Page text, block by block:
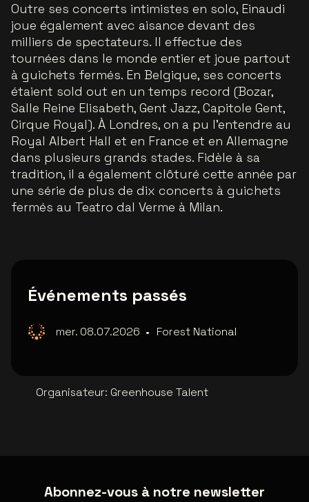
Outre ses concerts intimistes en solo, Einaudi
joue également avec aisance devant des
milliers de spectateurs. Il effectue des
tournées dans le monde entier et joue partout
à guichets fermés. En Belgique, ses concerts
étaient sold out en un temps record (Bozar,
Salle Reine Elisabeth, Gent Jazz, Capitole Gent,
Cirque Royal). À Londres, on a pu l’entendre au
Royal Albert Hall et en France et en Allemagne
dans plusieurs grands stades. Fidèle à sa
tradition, il a également clôturé cette année par
une série de plus de dix concerts à guichets
fermés au Teatro dal Verme à Milan.
Événements passés
mer. 08.07.2026 • Forest National
Organisateur: Greenhouse Talent
Abonnez-vous à notre newsletter